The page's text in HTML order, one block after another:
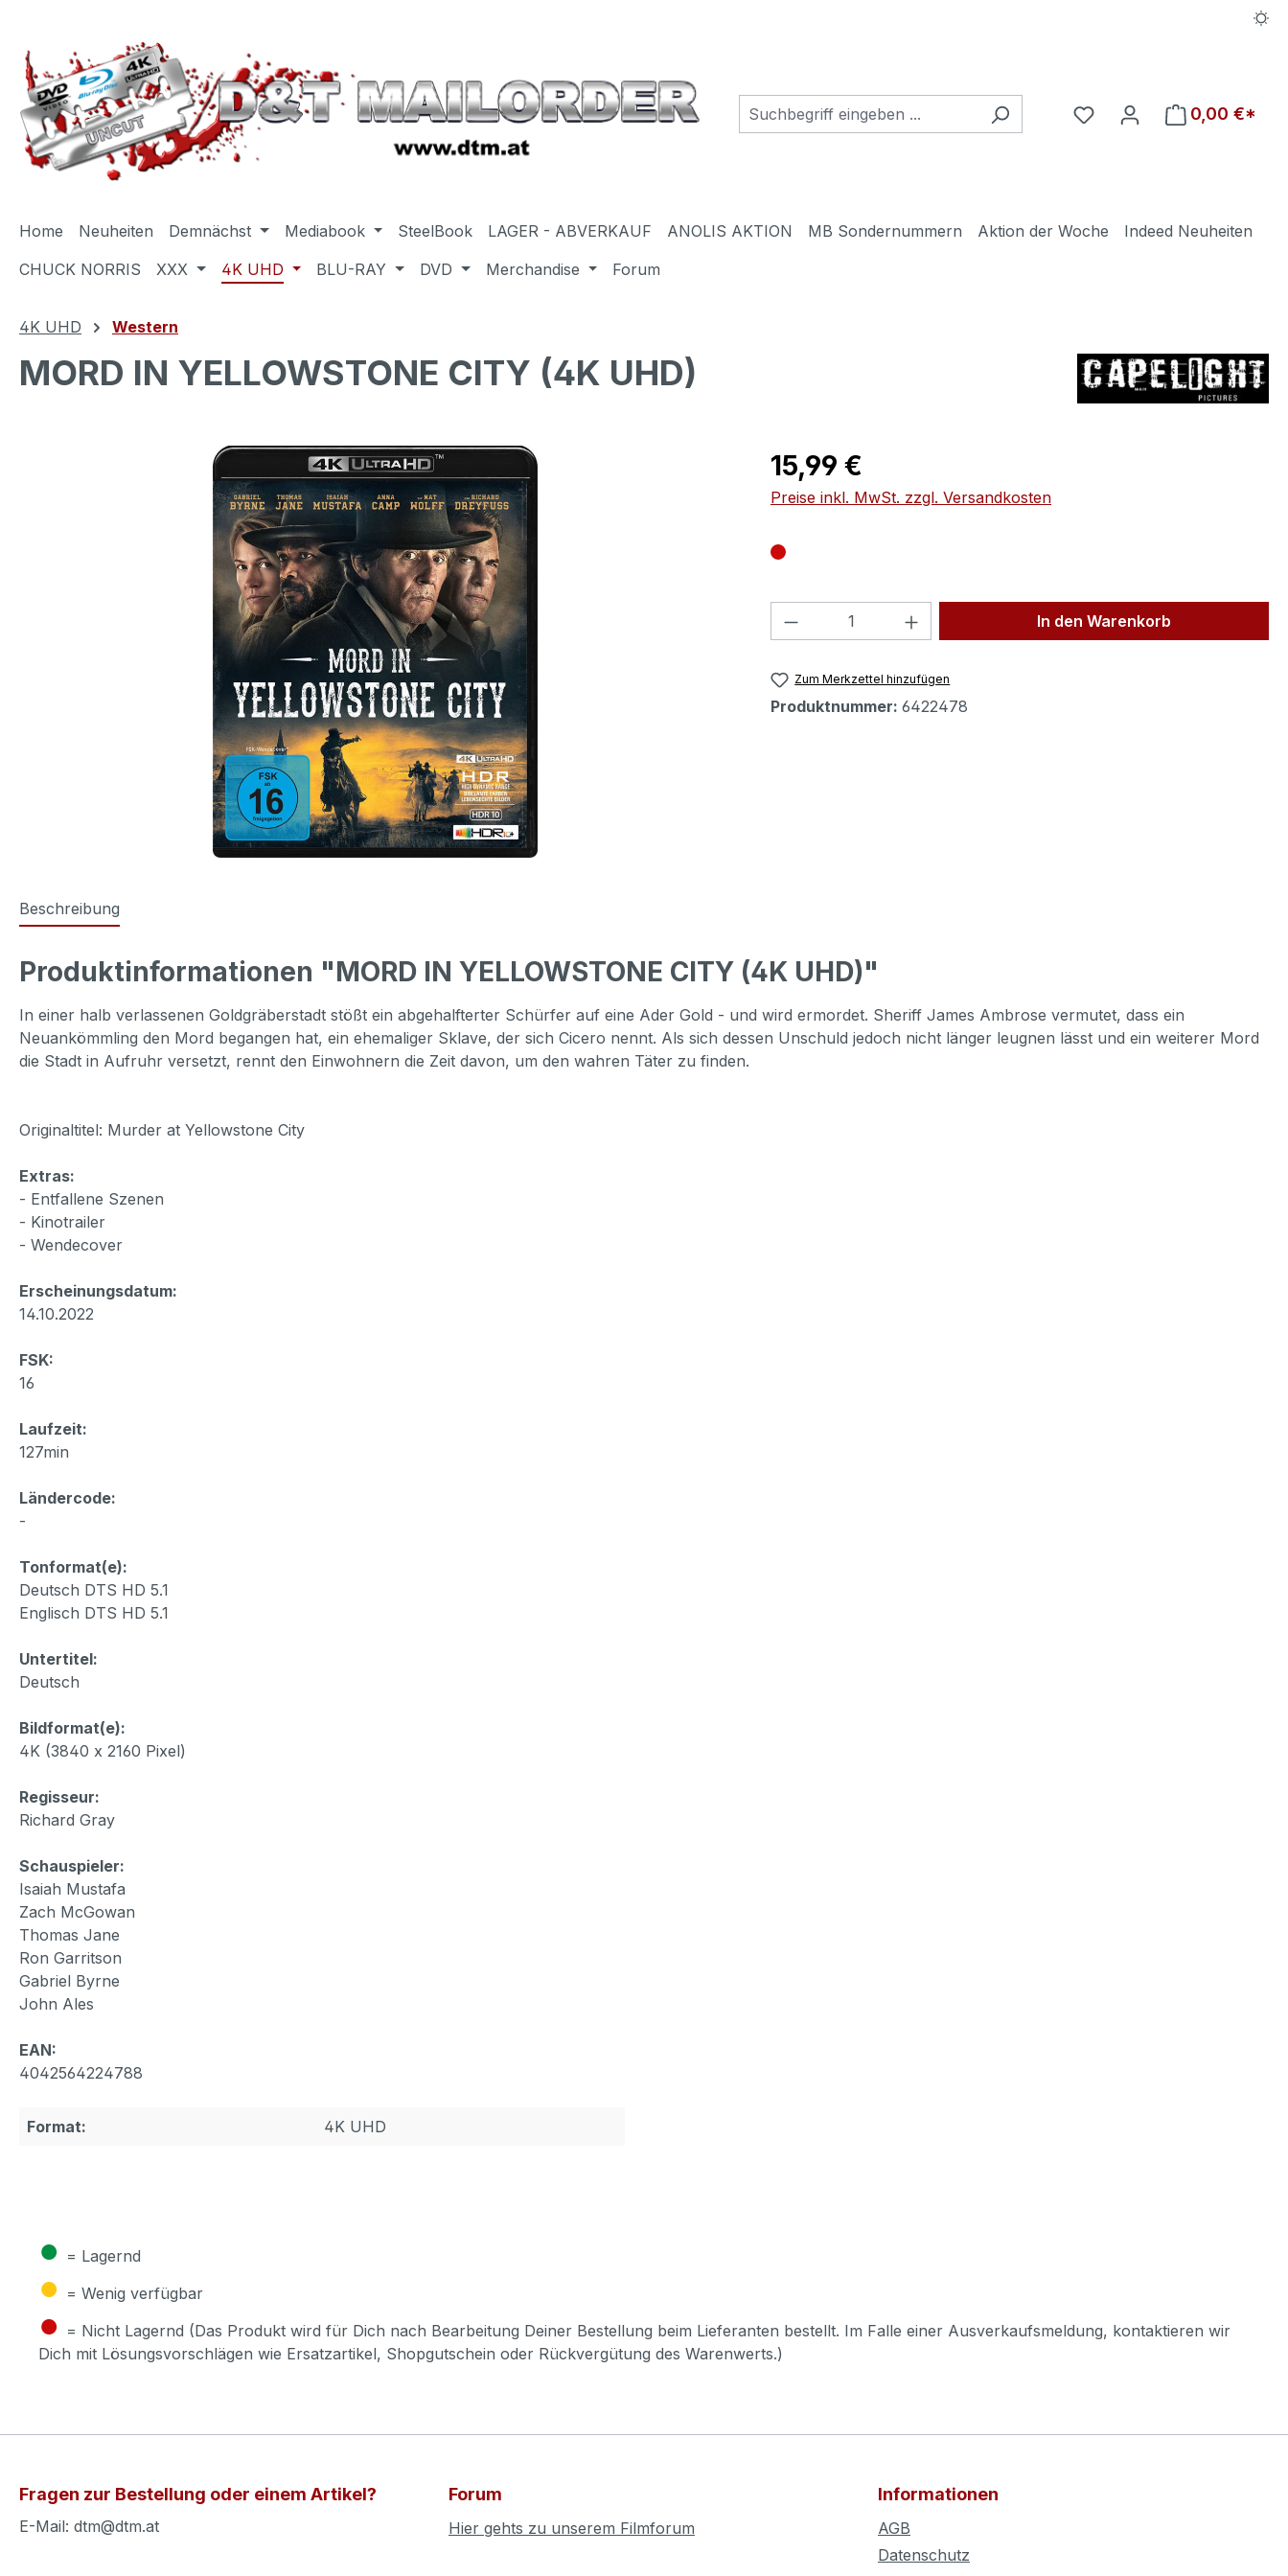
Du hast 0 Produkte auf
0,00 €*
Home Neuheiten Demnächst Mediabook SteelBook LAGER - ABVERKAUF ANOLIS AKTION MB Sondernummern Aktion der Woche
Indeed Neuheiten
CHUCK NORRIS
XXX 4K UHD BLU-RAY DVD Merchandise Forum
4K UHD Western
MORD IN YELLOWSTONE CITY (4K UHD)
Regulärer Preis:
15,99 €
Preise inkl. MwSt. zzgl. Versandkosten
Produkt Anzahl: Gib den gewünschten Wert
In den Warenkorb
Zum Merkzettel hinzufügen
Produktnummer: 6422478
Beschreibung
Produktinformationen "MORD IN YELLOWSTONE CITY (4K UHD)"
In einer halb verlassenen Goldgräberstadt stößt ein abgehalfterter Schürfer auf eine Ader Gold - und wird ermordet. Sheriff James Ambrose vermutet, dass ein
Neuankömmling den Mord begangen hat, ein ehemaliger Sklave, der sich Cicero nennt. Als sich dessen Unschuld jedoch nicht länger leugnen lässt und ein weiterer Mord
die Stadt in Aufruhr versetzt, rennt den Einwohnern die Zeit davon, um den wahren Täter zu finden.
Originaltitel: Murder at Yellowstone City
Extras:
- Entfallene Szenen
- Kinotrailer
- Wendecover
Erscheinungsdatum:
14.10.2022
FSK:
16
Laufzeit:
127min
Ländercode:
-
Tonformat(e):
Deutsch DTS HD 5.1
Englisch DTS HD 5.1
Untertitel:
Deutsch
Bildformat(e):
4K (3840 x 2160 Pixel)
Regisseur:
Richard Gray
Schauspieler:
Isaiah Mustafa
Zach McGowan
Thomas Jane
Ron Garritson
Gabriel Byrne
John Ales
EAN:
4042564224788
Format: 4K UHD
● = Lagernd
● = Wenig verfügbar
● = Nicht Lagernd (Das Produkt wird für Dich nach Bearbeitung Deiner Bestellung beim Lieferanten bestellt. Im Falle einer Ausverkaufsmeldung, kontaktieren wir
Dich mit Lösungsvorschlägen wie Ersatzartikel, Shopgutschein oder Rückvergütung des Warenwerts.)
Fragen zur Bestellung oder einem Artikel?
E-Mail: dtm@dtm.at
Forum
Hier gehts zu unserem Filmforum
Informationen
AGB
Datenschutz